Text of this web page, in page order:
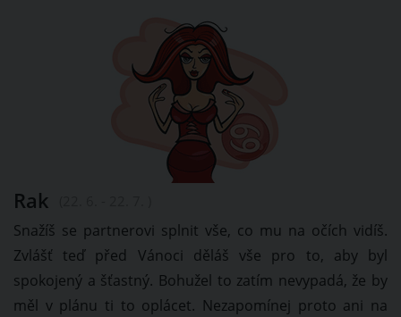
Rak
Snažíš se partnerovi splnit vše, co mu na očích vidíš.
Zvlášť teď před Vánoci děláš vše pro to, aby byl
spokojený a šťastný. Bohužel to zatím nevypadá, že by
měl v plánu ti to oplácet. Nezapomínej proto ani na